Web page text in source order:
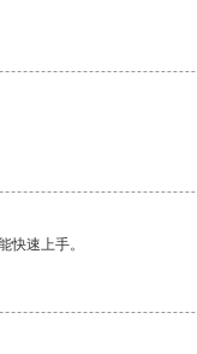
快速上手。